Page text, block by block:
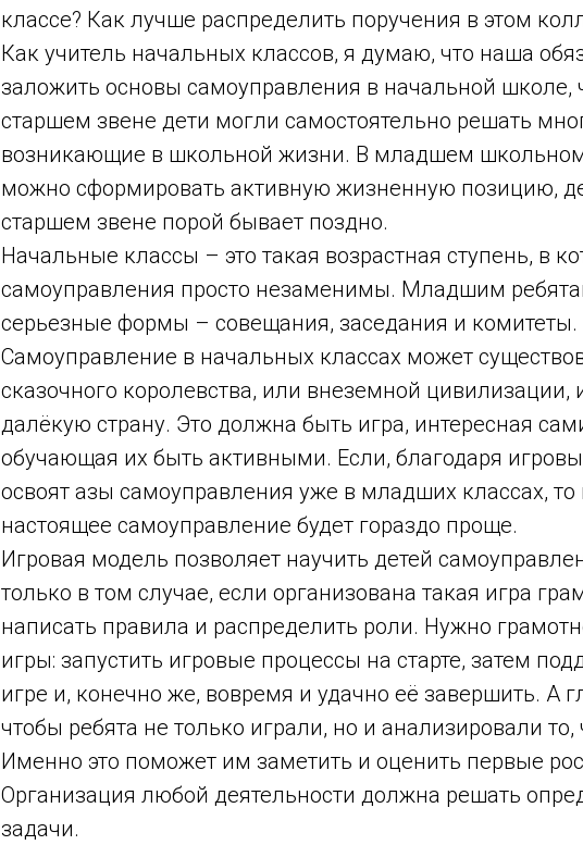
классе? Как лучше распределить поручения в этом
Как учитель начальных классов, я думаю, что наша
заложить основы самоуправления в начальной школе,
старшем звене дети могли самостоятельно решать
возникающие в школьной жизни. В младшем школьном
можно сформировать активную жизненную позицию,
старшем звене порой бывает поздно.
Начальные классы – это такая возрастная ступень, в
самоуправления просто незаменимы. Младшим
серьезные формы – совещания, заседания и
Самоуправление в начальных классах может
сказочного королевства, или внеземной цивилизации,
далёкую страну. Это должна быть игра, интересная
обучающая их быть активными. Если, благодаря
освоят азы самоуправления уже в младших классах,
настоящее самоуправление будет гораздо проще.
Игровая модель позволяет научить детей
только в том случае, если организована такая игра
написать правила и распределить роли. Нужно
игры: запустить игровые процессы на старте, затем
игре и, конечно же, вовремя и удачно её завершить. А
чтобы ребята не только играли, но и анализировали то,
Именно это поможет им заметить и оценить первые
Организация любой деятельности должна решать
задачи.